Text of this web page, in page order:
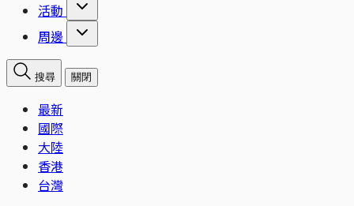
活動
周邊
搜尋 關閉
最新
國際
大陸
香港
台灣